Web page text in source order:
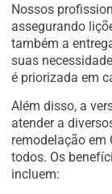
Nossos
assegurando
também a
suas
é priorizada em
Além disso, a
atender a
remodelação em
todos. Os
incluem: